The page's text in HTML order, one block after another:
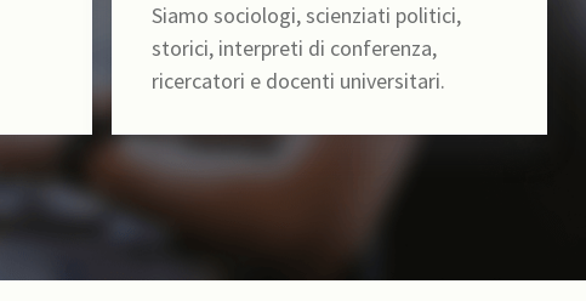
Siamo sociologi, scienziati politici,
storici, interpreti di conferenza,
ricercatori e docenti universitari.